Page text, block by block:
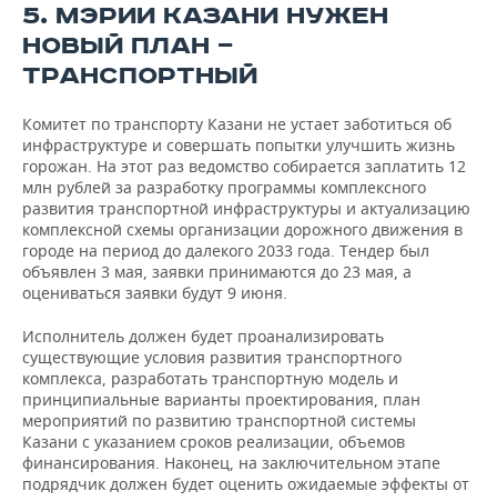
5. МЭРИИ КАЗАНИ НУЖЕН
НОВЫЙ ПЛАН —
ТРАНСПОРТНЫЙ
Комитет по транспорту Казани не устает заботиться об
инфраструктуре и совершать попытки улучшить жизнь
горожан. На этот раз ведомство собирается заплатить 12
млн рублей за разработку программы комплексного
развития транспортной инфраструктуры и актуализацию
комплексной схемы организации дорожного движения в
городе на период до далекого 2033 года. Тендер был
объявлен 3 мая, заявки принимаются до 23 мая, а
оцениваться заявки будут 9 июня.
Исполнитель должен будет проанализировать
существующие условия развития транспортного
комплекса, разработать транспортную модель и
принципиальные варианты проектирования, план
мероприятий по развитию транспортной системы
Казани с указанием сроков реализации, объемов
финансирования. Наконец, на заключительном этапе
подрядчик должен будет оценить ожидаемые эффекты от